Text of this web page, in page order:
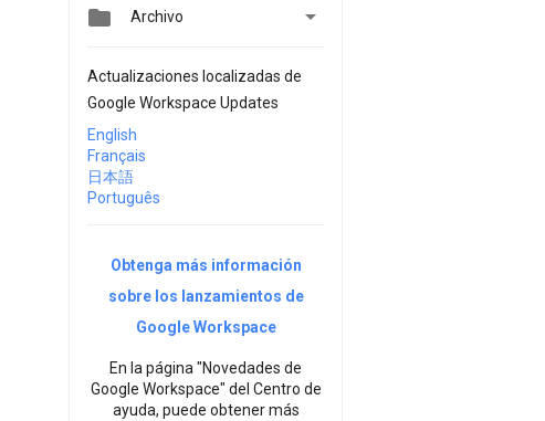
 Archivo 
Actualizaciones localizadas de
Google Workspace Updates
English
Français
日本語
Português
Obtenga más información
sobre los lanzamientos de
Google Workspace
En la página "Novedades de
Google Workspace" del Centro de
ayuda, puede obtener más